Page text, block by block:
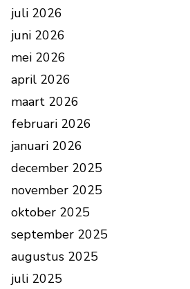
juli 2026
juni 2026
mei 2026
april 2026
maart 2026
februari 2026
januari 2026
december 2025
november 2025
oktober 2025
september 2025
augustus 2025
juli 2025